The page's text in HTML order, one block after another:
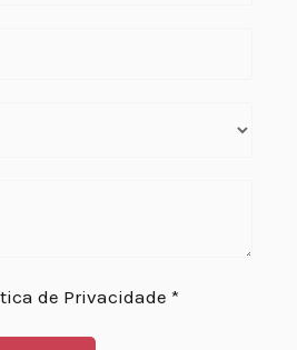
de Privacidade *